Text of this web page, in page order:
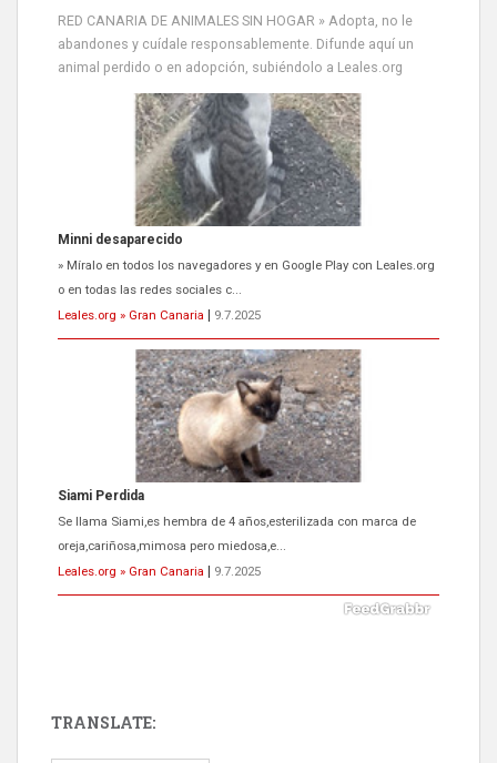
RED CANARIA DE ANIMALES SIN HOGAR » Adopta, no le
abandones y cuídale responsablemente. Difunde aquí un
animal perdido o en adopción, subiéndolo a Leales.org
Minni desaparecido
» Míralo en todos los navegadores y en Google Play con Leales.org
o en todas las redes sociales c...
Leales.org » Gran Canaria
9.7.2025
Siami Perdida
Se llama Siami,es hembra de 4 años,esterilizada con marca de
oreja,cariñosa,mimosa pero miedosa,e...
Leales.org » Gran Canaria
9.7.2025
TRANSLATE: